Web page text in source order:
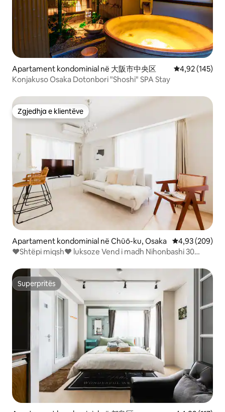
Apartament kondominial në 大阪市中央区 Vlerësimi
4,92 (145)
Konjakuso Osaka Dotonbori "Shoshi" SPA Stay
Zgjedhja e klientëve
Zgjedhja e klientëve
Apartament kondominial në Chūō-ku, Osaka Vlerësimi
4,93 (209)
❤️Shtëpi miqsh❤️ luksoze Vend i madh Nihonbashi 30
persona
Superpritës
Superpritës